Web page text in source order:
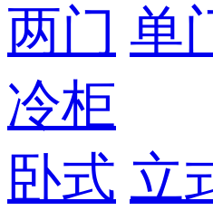
两门 单
冷柜
卧式 立